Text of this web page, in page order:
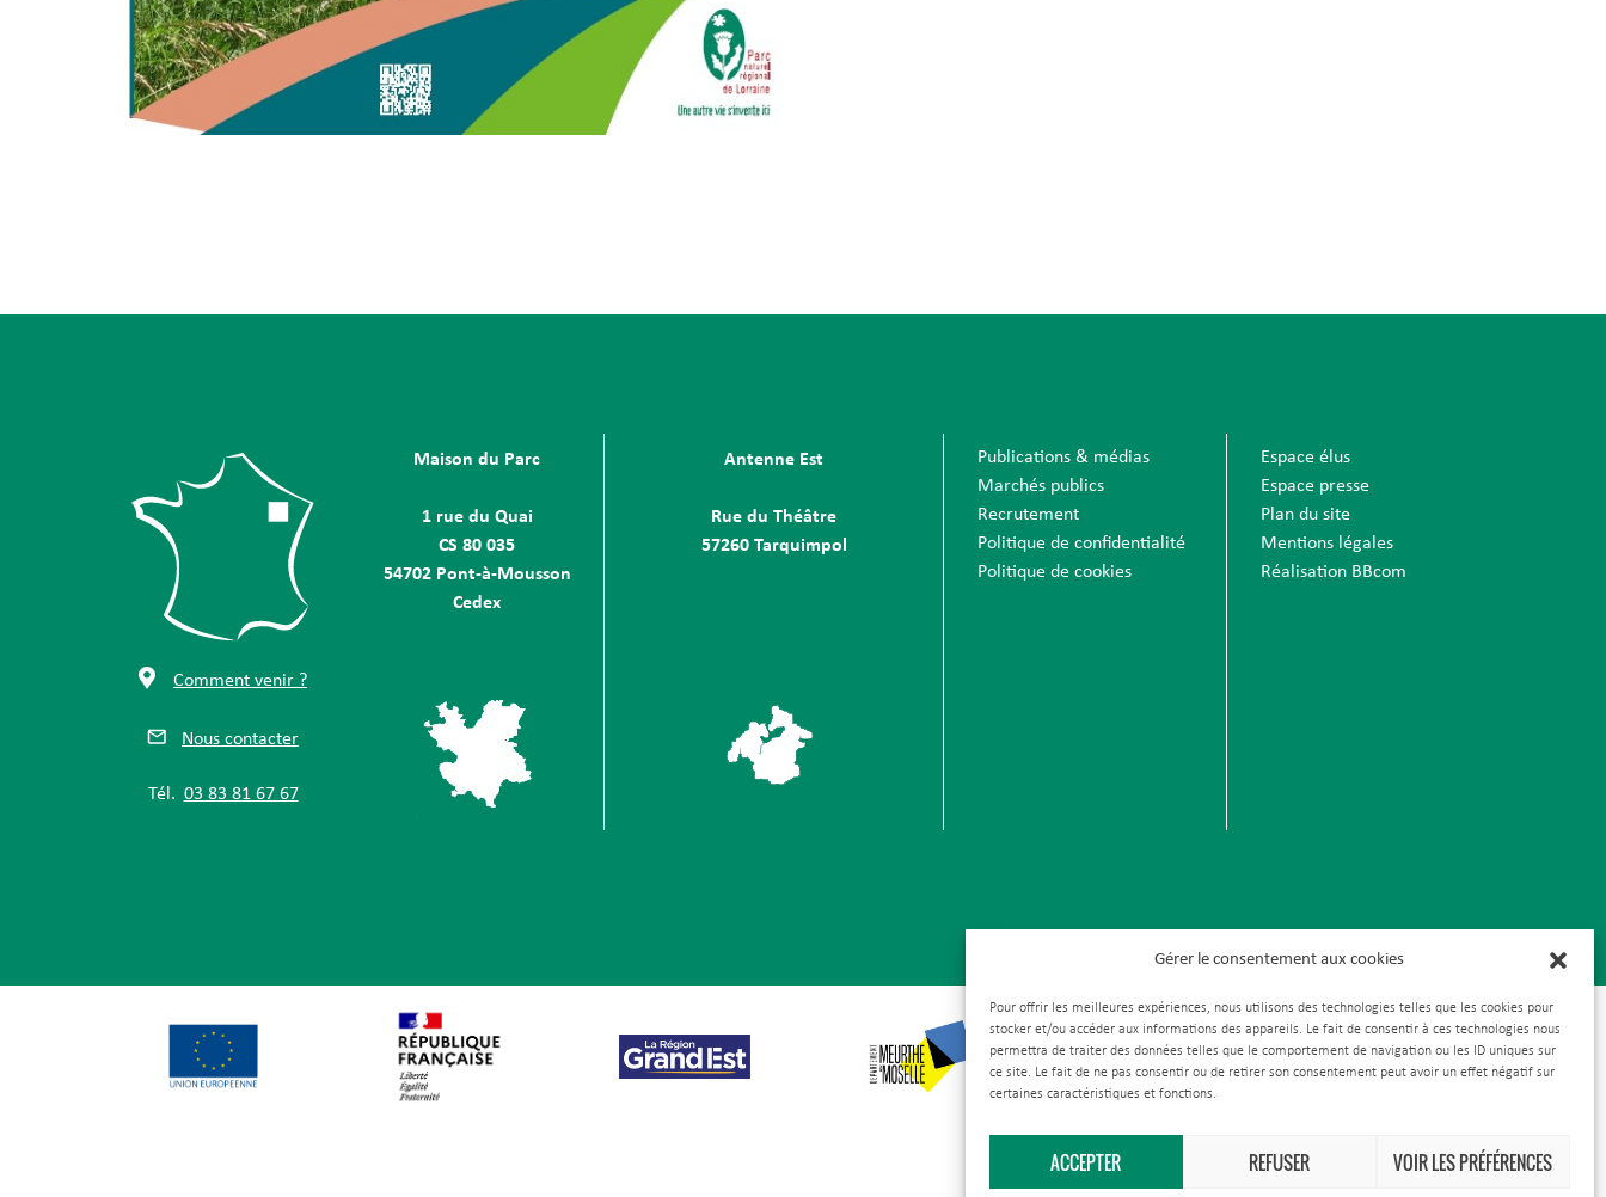
Gérer le consentement aux cookies
Pour offrir les meilleures expériences, nous utilisons des technologies telles que les cookies pour
stocker et/ou accéder aux informations des appareils. Le fait de consentir à ces technologies nous
permettra de traiter des données telles que le comportement de navigation ou les ID uniques sur
ce site. Le fait de ne pas consentir ou de retirer son consentement peut avoir un effet négatif sur
certaines caractéristiques et fonctions.
ACCEPTER REFUSER VOIR LES PRÉFÉRENCES
Comment venir ?
Nous contacter
Tél. 03 83 81 67 67
Maison du Parc
1 rue du Quai
CS 80 035
54702 Pont-à-Mousson
Cedex
Antenne Est
Rue du Théâtre
57260 Tarquimpol
Publications & médias
Marchés publics
Recrutement
Politique de confidentialité
Politique de cookies
Espace élus
Espace presse
Plan du site
Mentions légales
Réalisation BBcom